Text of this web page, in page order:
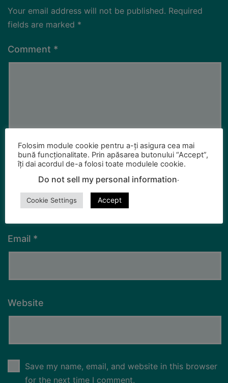
Your email address will not be published. Required
fields are marked *
Comment *
*
Email *
Website
Save my name, email, and website in this browser
for the next time I comment.
Folosim module cookie pentru a-ți asigura cea mai
bună funcționalitate. Prin apăsarea butonului “Accept”,
îți dai acordul de-a folosi toate modulele cookie.
Do not sell my personal information.
Cookie Settings Accept